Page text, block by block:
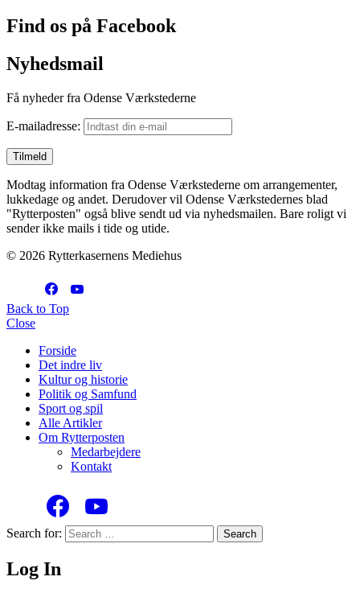
Find os på Facebook
Nyhedsmail
Få nyheder fra Odense Værkstederne
E-mailadresse:
Modtag information fra Odense Værkstederne om arrangementer,
lukkedage og andet. Derudover vil Odense Værkstedernes blad
"Rytterposten" også blive sendt ud via nyhedsmailen. Bare roligt vi
sender ikke mails i tide og utide.
© 2026 Rytterkasernens Mediehus
Back to Top
Close
Forside
Det indre liv
Kultur og historie
Politik og Samfund
Sport og spil
Alle Artikler
Om Rytterposten
Medarbejdere
Kontakt
Search for: Search
Log In